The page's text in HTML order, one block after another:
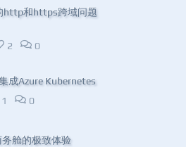
http和https跨域问题
2 0
成Azure Kubernetes
1 0
务舱的极致体验